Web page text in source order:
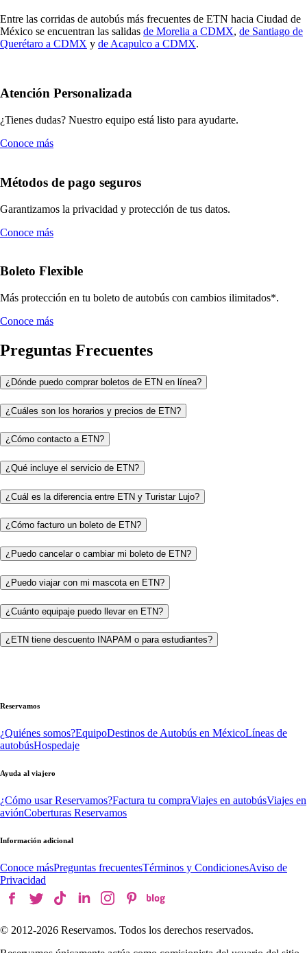
Entre las corridas de autobús más frecuentes de ETN hacia Ciudad de
México se encuentran las salidas de Morelia a CDMX, de Santiago de
Querétaro a CDMX y de Acapulco a CDMX.
Atención Personalizada
¿Tienes dudas? Nuestro equipo está listo para ayudarte.
Conoce más
Métodos de pago seguros
Garantizamos la privacidad y protección de tus datos.
Conoce más
Boleto Flexible
Más protección en tu boleto de autobús con cambios ilimitados*.
Conoce más
Preguntas Frecuentes
¿Dónde puedo comprar boletos de ETN en línea?
¿Cuáles son los horarios y precios de ETN?
¿Cómo contacto a ETN?
¿Qué incluye el servicio de ETN?
¿Cuál es la diferencia entre ETN y Turistar Lujo?
¿Cómo facturo un boleto de ETN?
¿Puedo cancelar o cambiar mi boleto de ETN?
¿Puedo viajar con mi mascota en ETN?
¿Cuánto equipaje puedo llevar en ETN?
¿ETN tiene descuento INAPAM o para estudiantes?
Reservamos
¿Quiénes somos?EquipoDestinos de Autobús en MéxicoLíneas de
autobúsHospedaje
Ayuda al viajero
¿Cómo usar Reservamos?Factura tu compraViajes en autobúsViajes en
aviónCoberturas Reservamos
Información adicional
Conoce másPreguntas frecuentesTérminos y CondicionesAviso de
Privacidad
© 2012-2026 Reservamos. Todos los derechos reservados.